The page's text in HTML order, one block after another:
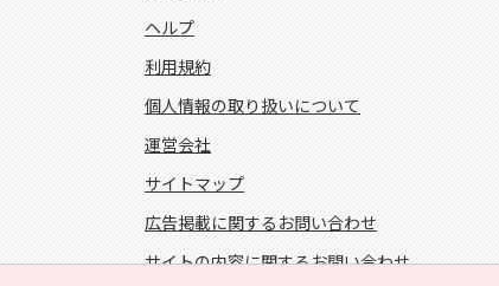
ヘルプ
利用規約
個人情報の取り扱いについて
運営会社
サイトマップ
広告掲載に関するお問い合わせ
サイトの内容に関するお問い合わせ